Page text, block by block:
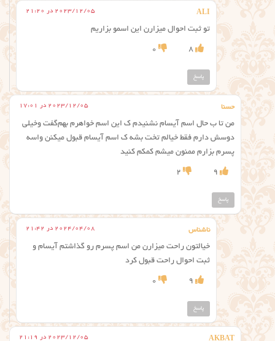
ALI 2023/12/05 در 21:20
تو ثبت احوال میزارن این اسمو بزاریم
8
0
پاسخ
حسنا 2023/12/05 در 17:01
من تا ب حال اسم آیسام نشنیدم ک این اسم خواهرم بهم‌گفت وخیلی
دوسش دارم فقط خیالم تخت بشه ک اسم آیسام قبول میکنن واسه
پسرم بزارم ممنون میشم کمکم کنید
9
2
پاسخ
ناشناس 2024/04/08 در 21:42
خیالتون راحت میزارن من اسم پسرم رو گذاشتم آیسام و
ثبت احوال راحت قبول کرد
9
0
پاسخ
AKBAT 2023/12/05 در 21:19